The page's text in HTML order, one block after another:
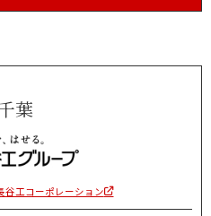
葉
谷工コーポレーション